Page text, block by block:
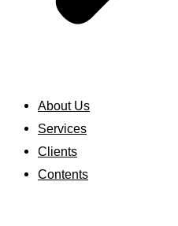
About Us
Services
Clients
Contents